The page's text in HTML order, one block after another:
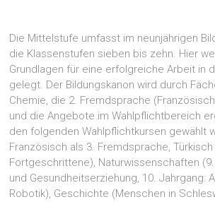
Die Mittelstufe umfasst im neunjährigen
die Klassenstufen sieben bis zehn. Hier
Grundlagen für eine erfolgreiche Arbeit in
gelegt. Der Bildungskanon wird durch
Chemie, die 2. Fremdsprache
und die Angebote im Wahlpflichtbereich
den folgenden Wahlpflichtkursen gewählt
Französisch als 3. Fremdsprache,
Fortgeschrittene), Naturwissenschaften
und Gesundheitserziehung, 10. Jahrgang:
Robotik), Geschichte (Menschen in